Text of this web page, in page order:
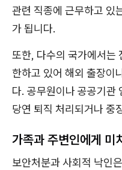
관련 직종에 근무하고 있
가 됩니다.
또한, 다수의 국가에서는
한하고 있어 해외 출장이
다. 공무원이나 공공기관
당연 퇴직 처리되거나 중
가족과 주변인에게 미
보안처분과 사회적 낙인